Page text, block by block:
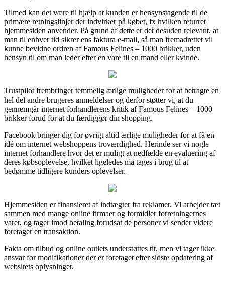
Tilmed kan det være til hjælp at kunden er hensynstagende til de
primære retningslinjer der indvirker på købet, fx hvilken returret
hjemmesiden anvender. På grund af dette er det desuden relevant, at
man til enhver tid sikrer ens faktura e-mail, så man fremadrettet vil
kunne bevidne ordren af Famous Felines – 1000 brikker, uden
hensyn til om man leder efter en vare til en mand eller kvinde.
Trustpilot frembringer temmelig ærlige muligheder for at betragte en
hel del andre brugeres anmeldelser og derfor støtter vi, at du
gennemgår internet forhandlerens kritik af Famous Felines – 1000
brikker forud for at du færdiggør din shopping.
Facebook bringer dig for øvrigt altid ærlige muligheder for at få en
idé om internet webshoppens troværdighed. Herinde ser vi nogle
internet forhandlere hvor det er muligt at nedfælde en evaluering af
deres købsoplevelse, hvilket ligeledes må tages i brug til at
bedømme tidligere kunders oplevelser.
Hjemmesiden er finansieret af indtægter fra reklamer. Vi arbejder tæt
sammen med mange online firmaer og formidler forretningernes
varer, og tager imod betaling forudsat de personer vi sender videre
foretager en transaktion.
Fakta om tilbud og online outlets understøttes tit, men vi tager ikke
ansvar for modifikationer der er foretaget efter sidste opdatering af
websitets oplysninger.